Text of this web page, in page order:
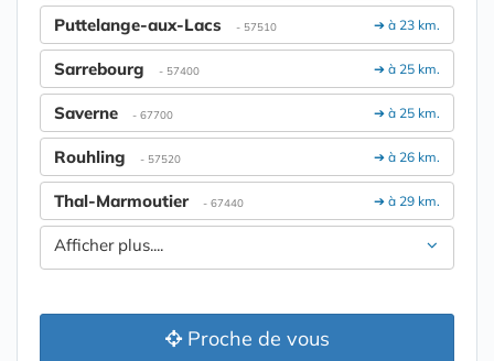
➔ à 23 km.
Puttelange-aux-Lacs - 57510
➔ à 25 km.
Sarrebourg - 57400
➔ à 25 km.
Saverne - 67700
➔ à 26 km.
Rouhling - 57520
➔ à 29 km.
Thal-Marmoutier - 67440
Afficher plus....
Proche de vous